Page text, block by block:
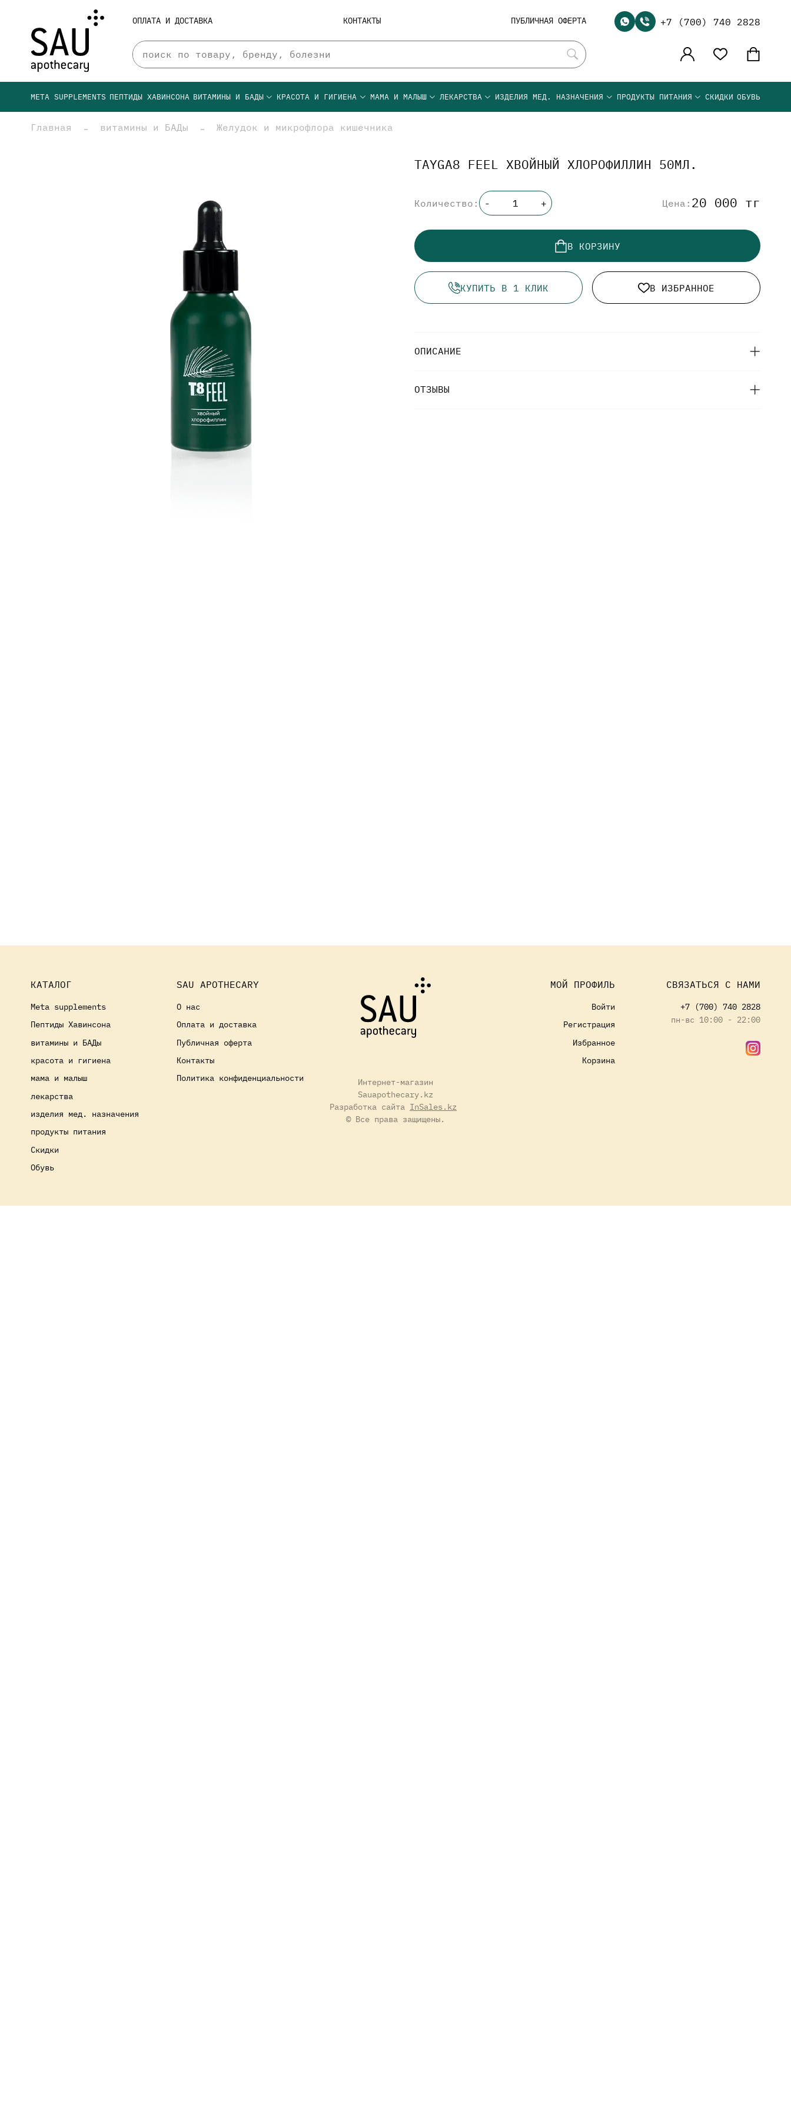
ОПЛАТА И ДОСТАВКА КОНТАКТЫ ПУБЛИЧНАЯ ОФЕРТА +7 (700) 740 2828
META SUPPLEMENTS ПЕПТИДЫ ХАВИНСОНА ВИТАМИНЫ И БАДЫ КРАСОТА И ГИГИЕНА МАМА И МАЛЫШ ЛЕКАРСТВА ИЗДЕЛИЯ МЕД. НАЗНАЧЕНИЯ ПРОДУКТЫ ПИТАНИЯ СКИДКИ ОБУВЬ
Главная витамины и БАДы Желудок и микрофлора кишечника
TAYGA8 FEEL ХВОЙНЫЙ ХЛОРОФИЛЛИН 50МЛ.
Количество: - + Цена: 20 000 тг
В КОРЗИНУ
КУПИТЬ В 1 КЛИК В ИЗБРАННОЕ
ОПИСАНИЕ
ОТЗЫВЫ
КАТАЛОГ
Meta supplements
Пептиды Хавинсона
витамины и БАДы
красота и гигиена
мама и малыш
лекарства
изделия мед. назначения
продукты питания
Скидки
Обувь
SAU APOTHECARY
О нас
Оплата и доставка
Публичная оферта
Контакты
Политика конфиденциальности
Интернет-магазин
Sauapothecary.kz
Разработка сайта InSales.kz
© Все права защищены.
МОЙ ПРОФИЛЬ
Войти
Регистрация
Избранное
Корзина
СВЯЗАТЬСЯ С НАМИ
+7 (700) 740 2828
пн-вс 10:00 - 22:00